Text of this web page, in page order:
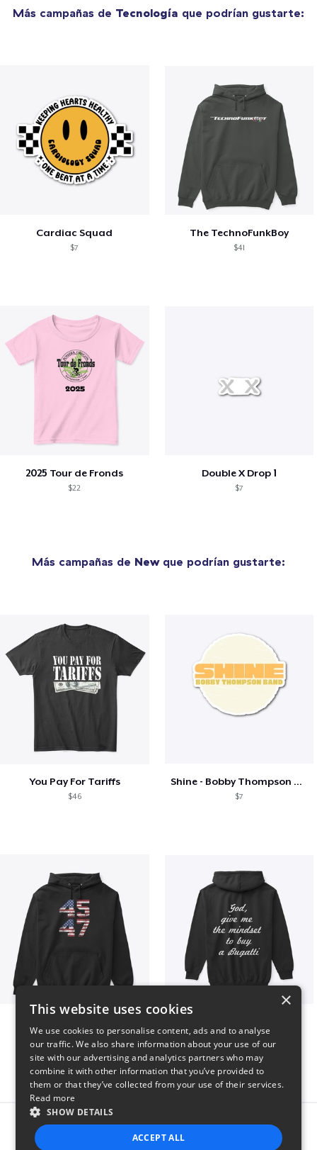
Más campañas de Tecnología que podrían gustarte:
Cardiac Squad
$7
The TechnoFunkBoy
$41
2025 Tour de Fronds
$22
Double X Drop 1
$7
Más campañas de Newque podrían gustarte:
You Pay For Tariffs
$46
Shine - Bobby Thompson Band Merch
$7
$40 $51
Report this product
×
This website uses cookies
We use cookies to personalise content, ads and to analyse
our traffic. We also share information about your use of our
site with our advertising and analytics partners who may
combine it with other information that you’ve provided to
them or that they’ve collected from your use of their services.
Read more
SHOW DETAILS
ACCEPT ALL